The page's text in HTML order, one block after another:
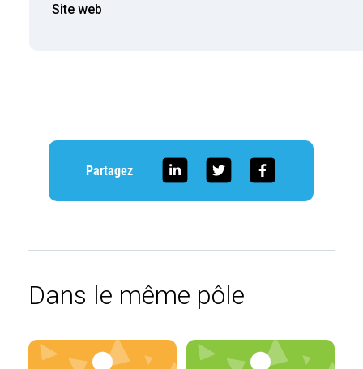
Site web
Partagez
Dans le même pôle